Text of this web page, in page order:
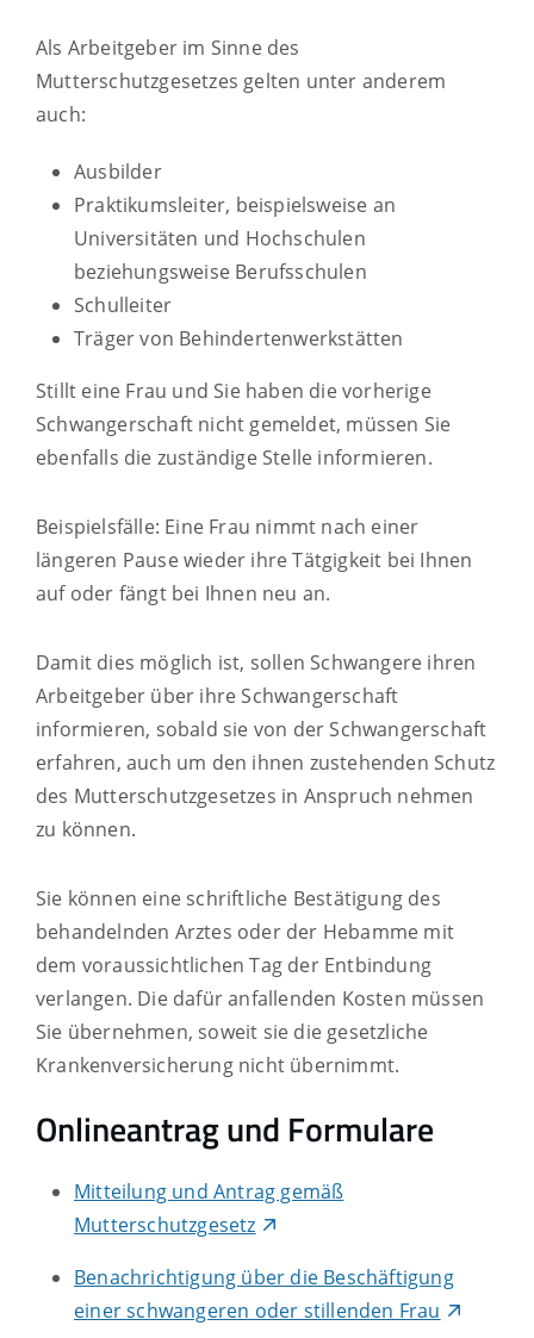
Als Arbeitgeber im Sinne des
Mutterschutzgesetzes gelten unter anderem
auch:
Ausbilder
Praktikumsleiter, beispielsweise an
Universitäten und Hochschulen
beziehungsweise Berufsschulen
Schulleiter
Träger von Behindertenwerkstätten
Stillt eine Frau und Sie haben die vorherige
Schwangerschaft nicht gemeldet, müssen Sie
ebenfalls die zuständige Stelle informieren.
Beispielsfälle: Eine Frau nimmt nach einer
längeren Pause wieder ihre Tätgigkeit bei Ihnen
auf oder fängt bei Ihnen neu an.
Damit dies möglich ist, sollen Schwangere ihren
Arbeitgeber über ihre Schwangerschaft
informieren, sobald sie von der Schwangerschaft
erfahren, auch um den ihnen zustehenden Schutz
des Mutterschutzgesetzes in Anspruch nehmen
zu können.
Sie können eine schriftliche Bestätigung des
behandelnden Arztes oder der Hebamme mit
dem voraussichtlichen Tag der Entbindung
verlangen. Die dafür anfallenden Kosten müssen
Sie übernehmen, soweit sie die gesetzliche
Krankenversicherung nicht übernimmt.
Onlineantrag und Formulare
Mitteilung und Antrag gemäß
Mutterschutzgesetz
Benachrichtigung über die Beschäftigung
einer schwangeren oder stillenden Frau